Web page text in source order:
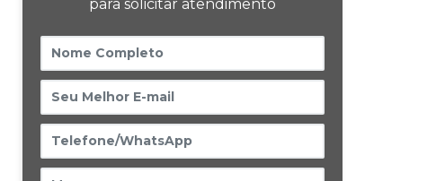
para solicitar atendimento